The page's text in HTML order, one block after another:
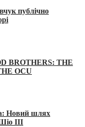
публічно
BROTHERS: THE
OCU
Новий шлях
Шіо III